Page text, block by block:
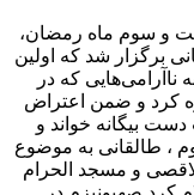
برابر با بیست و سوم ماه رمضان،
برگزار شد که اولین
ناآرامی‌هایی که در
کرد و ضمن اعتراض
دست بیگانه خواند و
، طالقانی به موضوع
و مسجد الحرام